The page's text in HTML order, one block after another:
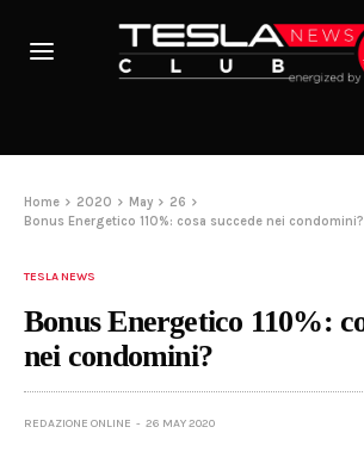
Home 2020 May
26
Bonus Energetico 110%: cosa succede nei condomini?
TESLA NEWS
Bonus Energetico 110%:
nei condomini?
REDAZIONE ONLINE 26 MAY 2020